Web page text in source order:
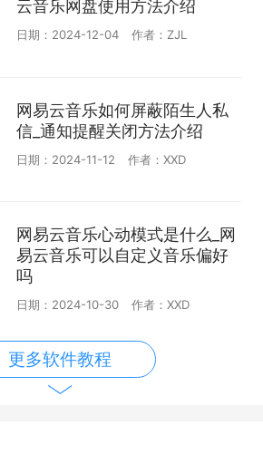
云音乐网盘使用方法介绍
日期：2024-12-04 作者：ZJL
网易云音乐如何屏蔽陌生人私
信_通知提醒关闭方法介绍
日期：2024-11-12 作者：XXD
网易云音乐心动模式是什么_网
易云音乐可以自定义音乐偏好
吗
日期：2024-10-30 作者：XXD
更多软件教程